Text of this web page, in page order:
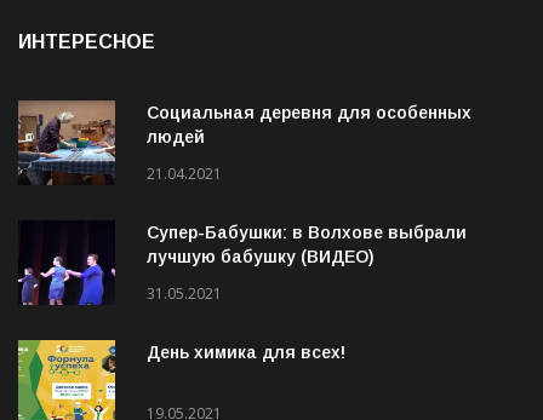
Социальная деревня для особенных
21.04.2021
Супер-Бабушки: в Волхове выбрали
31.05.2021
День химика для всех!